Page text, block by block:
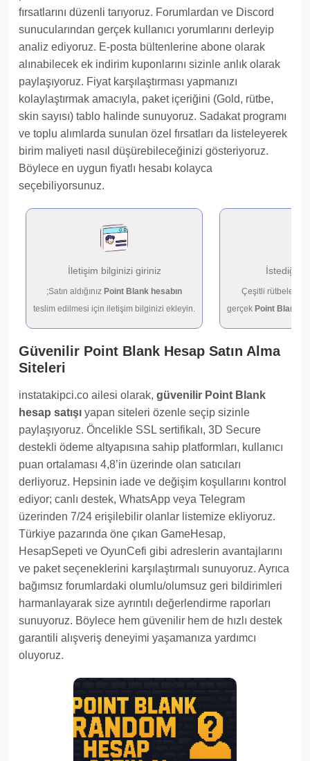
fırsatlarını düzenli tarıyoruz. Forumlardan ve Discord
sunucularından gerçek kullanıcı yorumlarını derleyip
analiz ediyoruz. E-posta bültenlerine abone olarak
alınabilecek ek indirim kuponlarını sizinle anlık olarak
paylaşıyoruz. Fiyat karşılaştırması yapmanızı
kolaylaştırmak amacıyla, paket içeriğini (Gold, rütbe,
skin sayısı) tablo halinde sunuyoruz. Sadakat programı
ve toplu alımlarda sunulan özel fırsatları da listeleyerek
birim maliyeti nasıl düşürebileceğinizi gösteriyoruz.
Böylece en uygun fiyatlı hesabı kolayca
seçebiliyorsunuz.
İletişim bilginizi giriniz
;Satın aldığınız Point Blank hesabın
teslim edilmesi için iletişim bilginizi ekleyin.
Çeşitli rütbeler
gerçek Point Blank
Güvenilir Point Blank Hesap Satın Alma
Siteleri
instatakipci.co ailesi olarak, güvenilir Point Blank
hesap satışı yapan siteleri özenle seçip sizinle
paylaşıyoruz. Öncelikle SSL sertifikalı, 3D Secure
destekli ödeme altyapısına sahip platformları, kullanıcı
puan ortalaması 4,8’in üzerinde olan satıcıları
derliyoruz. Hepsinin iade ve değişim koşullarını kontrol
ediyor; canlı destek, WhatsApp veya Telegram
üzerinden 7/24 erişilebilir olanlar listemize ekliyoruz.
Türkiye pazarında öne çıkan GameHesap,
HesapSepeti ve OyunCefi gibi adreslerin avantajlarını
ve paket seçeneklerini karşılaştırmalı sunuyoruz. Ayrıca
bağımsız forumlardaki olumlu/olumsuz geri bildirimleri
harmanlayarak size ayrıntılı değerlendirme raporları
sunuyoruz. Böylece hem güvenilir hem de hızlı destek
garantili alışveriş deneyimi yaşamanıza yardımcı
oluyoruz.